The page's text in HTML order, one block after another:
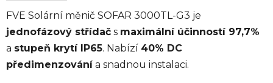
FVE Solární měnič SOFAR 3000TL-G3 je
jednofázový střídač s maximální účinností 97,7%
a stupeň krytí IP65. Nabízí 40% DC
předimenzovánía snadnou instalaci.